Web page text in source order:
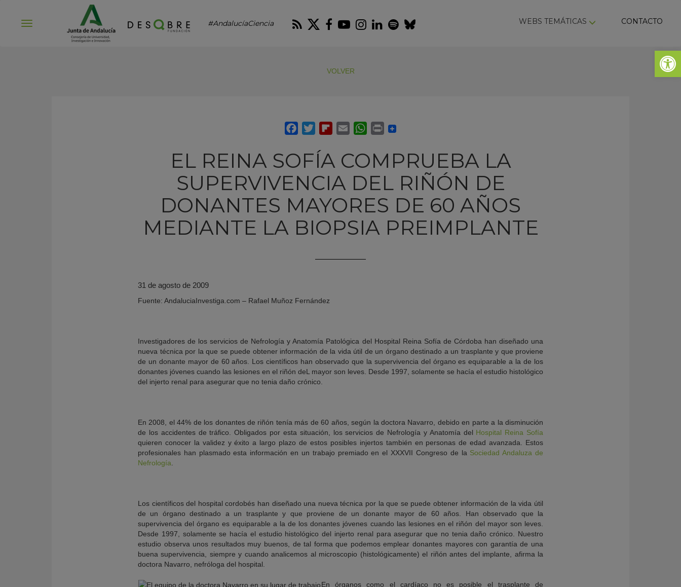
Abrir
#AndalucíaCiencia RSS Twitter
Facebook
Youtube
Instagram
LinkedIn
Spotify
Bluesky WEBS TEMÁTICAS CONTACTO
VOLVER
EL REINA SOFÍA COMPRUEBA LA
SUPERVIVENCIA DEL RIÑÓN DE
DONANTES MAYORES DE 60 AÑOS
MEDIANTE LA BIOPSIA PREIMPLANTE
31 de agosto de 2009
Fuente: AndaluciaInvestiga.com – Rafael Muñoz Fernández
Investigadores de los servicios de Nefrología y Anatomía Patológica del Hospital Reina Sofía de Córdoba han diseñado una
nueva técnica por la que se puede obtener información de la vida útil de un órgano destinado a un trasplante y que proviene
de un donante mayor de 60 años. Los científicos han observado que la supervivencia del órgano es equiparable a la de los
donantes jóvenes cuando las lesiones en el riñón deL mayor son leves. Desde 1997, solamente se hacía el estudio histológico
del injerto renal para asegurar que no tenia daño crónico.
En 2008, el 44% de los donantes de riñón tenía más de 60 años, según la doctora Navarro, debido en parte a la disminución
de los accidentes de tráfico. Obligados por esta situación, los servicios de Nefrología y Anatomía del Hospital Reina Sofía
quieren conocer la validez y éxito a largo plazo de estos posibles injertos también en personas de edad avanzada. Estos
profesionales han plasmado esta información en un trabajo premiado en el XXXVII Congreso de la Sociedad Andaluza de
Nefrología
Los científicos del hospital cordobés han diseñado una nueva técnica por la que se puede obtener información de la vida útil
de un órgano destinado a un trasplante y que proviene de un donante mayor de 60 años. Han observado que la
supervivencia del órgano es equiparable a la de los donantes jóvenes cuando las lesiones en el riñón del mayor son leves.
Desde 1997, solamente se hacía el estudio histológico del injerto renal para asegurar que no tenia daño crónico. Nuestro
estudio observa unos resultados muy buenos, de tal forma que podemos emplear donantes mayores con garantía de una
buena supervivencia, siempre y cuando analicemos al microscopio (histológicamente) el riñón antes del implante, afirma la
doctora Navarro, nefróloga del hospital.
En órganos como el cardíaco no es posible el trasplante de